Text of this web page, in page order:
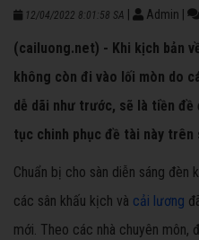
12/04/2022 8:01:58 SA Admin
(cailuong.net) - Khi kịch bản
không còn đi vào lối mòn do
dễ dãi như trước, sẽ là tiền
tục chinh phục đề tài này trên
Chuẩn bị cho sàn diễn sáng
các sân khấu kịch và cải lương
mới. Theo các nhà chuyên môn,